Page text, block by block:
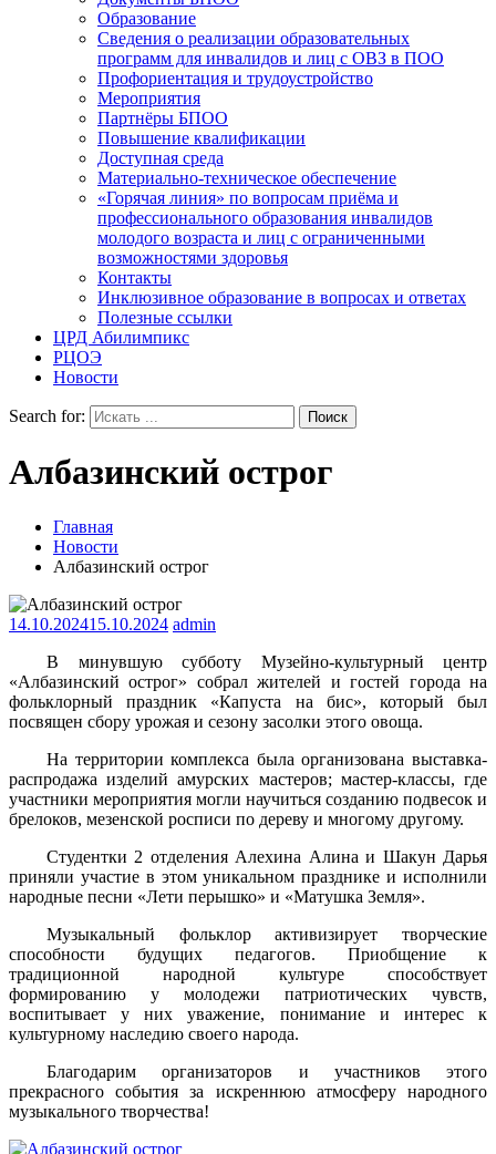
Образование
Сведения о реализации образовательных
программ для инвалидов и лиц с ОВЗ в ПОО
Профориентация и трудоустройство
Мероприятия
Партнёры БПОО
Повышение квалификации
Доступная среда
Материально-техническое обеспечение
«Горячая линия» по вопросам приёма и
профессионального образования инвалидов
молодого возраста и лиц с ограниченными
возможностями здоровья
Контакты
Инклюзивное образование в вопросах и ответах
Полезные ссылки
ЦРД Абилимпикс
РЦОЭ
Новости
Search for:
Албазинский острог
Главная
Новости
Албазинский острог
14.10.202415.10.2024 admin
В минувшую субботу Музейно-культурный центр
«Албазинский острог» собрал жителей и гостей города на
фольклорный праздник «Капуста на бис», который был
посвящен сбору урожая и сезону засолки этого овоща.
На территории комплекса была организована выставка-
распродажа изделий амурских мастеров; мастер-классы, где
участники мероприятия могли научиться созданию подвесок и
брелоков, мезенской росписи по дереву и многому другому.
Студентки 2 отделения Алехина Алина и Шакун Дарья
приняли участие в этом уникальном празднике и исполнили
народные песни «Лети перышко» и «Матушка Земля».
Музыкальный фольклор активизирует творческие
способности будущих педагогов. Приобщение к
традиционной народной культуре способствует
формированию у молодежи патриотических чувств,
воспитывает у них уважение, понимание и интерес к
культурному наследию своего народа.
Благодарим организаторов и участников этого
прекрасного события за искреннюю атмосферу народного
музыкального творчества!